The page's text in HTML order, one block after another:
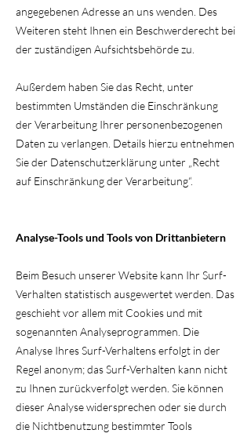
angegebenen Adresse an uns wenden. Des
Weiteren steht Ihnen ein Beschwerderecht bei
der zuständigen Aufsichtsbehörde zu.
Außerdem haben Sie das Recht, unter
bestimmten Umständen die Einschränkung
der Verarbeitung Ihrer personenbezogenen
Daten zu verlangen. Details hierzu entnehmen
Sie der Datenschutzerklärung unter „Recht
auf Einschränkung der Verarbeitung“.
Analyse-Tools und Tools von Drittanbietern
Beim Besuch unserer Website kann Ihr Surf-
Verhalten statistisch ausgewertet werden. Das
geschieht vor allem mit Cookies und mit
sogenannten Analyseprogrammen. Die
Analyse Ihres Surf-Verhaltens erfolgt in der
Regel anonym; das Surf-Verhalten kann nicht
zu Ihnen zurückverfolgt werden. Sie können
dieser Analyse widersprechen oder sie durch
die Nichtbenutzung bestimmter Tools